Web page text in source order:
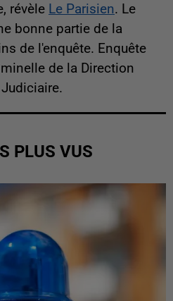
révèle Le Parisien. Le
bonne partie de la
de l'enquête. Enquête
de la Direction
PLUS VUS